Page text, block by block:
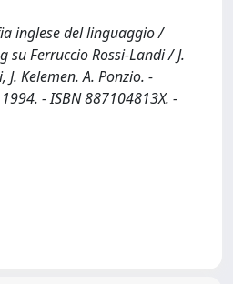
inglese del linguaggio /
su Ferruccio Rossi-Landi / J.
Kelemen. A. Ponzio. -
1994. - ISBN 887104813X. -